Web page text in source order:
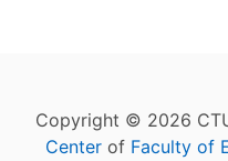
Copyright © 2026
Center of Faculty of